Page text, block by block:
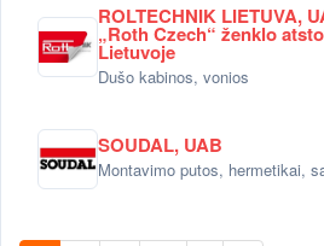
ROLTECHNIK LIETUVA,
„Roth Czech“ ženklo
Lietuvoje
Dušo kabinos, vonios
SOUDAL, UAB
Montavimo putos, hermetikai,